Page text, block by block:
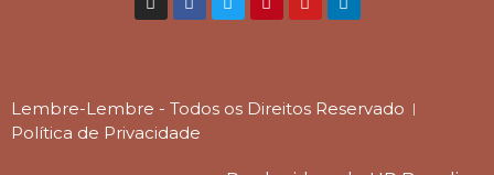
Lembre-Lembre - Todos os Direitos Reservado
Política de Privacidade